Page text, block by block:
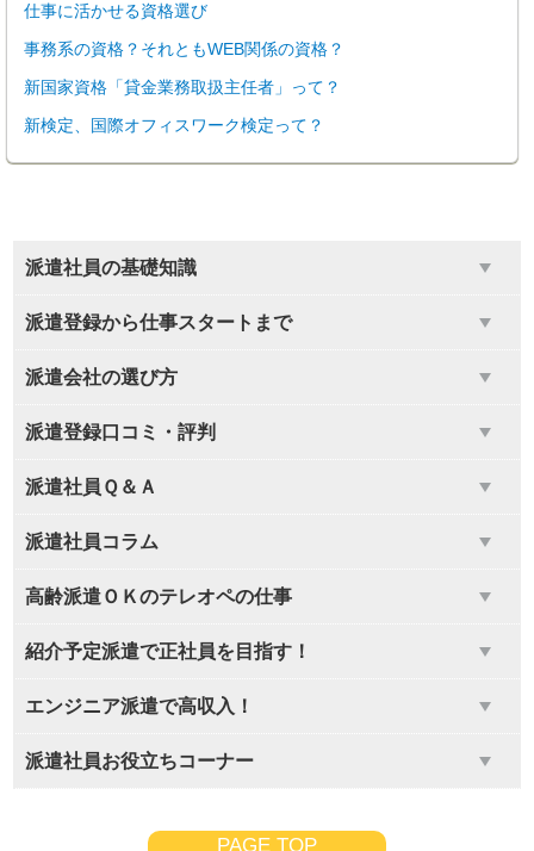
仕事に活かせる資格選び
事務系の資格？それともWEB関係の資格？
新国家資格「貸金業務取扱主任者」って？
新検定、国際オフィスワーク検定って？
派遣社員の基礎知識
派遣登録から仕事スタートまで
派遣会社の選び方
派遣登録口コミ・評判
派遣社員Ｑ＆Ａ
派遣社員コラム
高齢派遣ＯＫのテレオペの仕事
紹介予定派遣で正社員を目指す！
エンジニア派遣で高収入！
派遣社員お役立ちコーナー
PAGE TOP